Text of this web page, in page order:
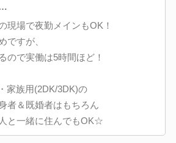
現場で夜勤メインもOK！
ですが、
ので実働は5時間ほど！
家族用(2DK/3DK)の
者＆既婚者はもちろん
と一緒に住んでもOK☆